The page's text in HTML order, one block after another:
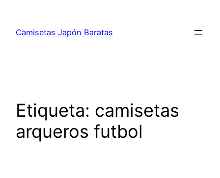
contenido
Camisetas Japón Baratas
Etiqueta: camisetas
arqueros futbol